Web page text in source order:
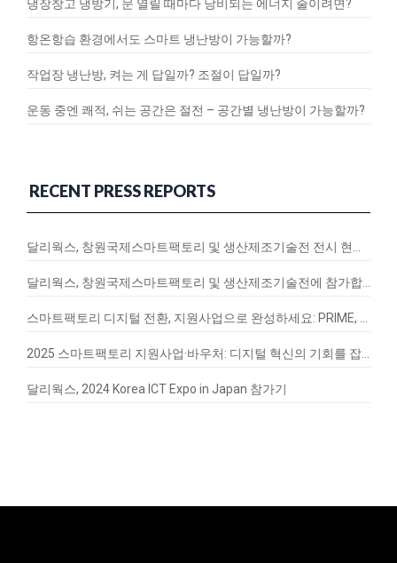
냉장창고 냉방기, 문 열릴 때마다 낭비되는 에너지 줄이려면?
항온항습 환경에서도 스마트 냉난방이 가능할까?
작업장 냉난방, 켜는 게 답일까? 조절이 답일까?
운동 중엔 쾌적, 쉬는 공간은 절전 – 공간별 냉난방이 가능할까?
RECENT PRESS REPORTS
달리웍스, 2024 Korea ICT Expo in Japan 참가기